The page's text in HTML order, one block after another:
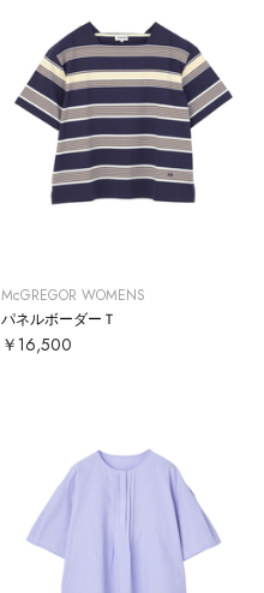
McGREGOR WOMENS
パネルボーダーＴ
￥16,500